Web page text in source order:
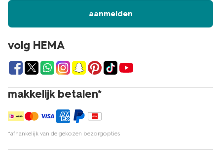
onder een pantalon, maar ook onder een spijkerbroek.
Bovendien houden ze je voeten en enkels warm tijdens
het sporten. Je koopt de lange sokken voor heren
gemakkelijk online op hema.nl. Met een ruime collectie
tussen: effen sokken of met een vrolijke print. Ook in de
winkels vind je het assortiment hoge herensokken. HEMA
heeft meer dan 500 winkels in Nederland. Er zit dus altijd
een HEMA-winkel bij jou in de buurt om lange sokken
voor heren te kopen. Dat is echt HEMA.
volg HEMA
makkelijk betalen*
*afhankelijk van de gekozen bezorgopties
aanmelden